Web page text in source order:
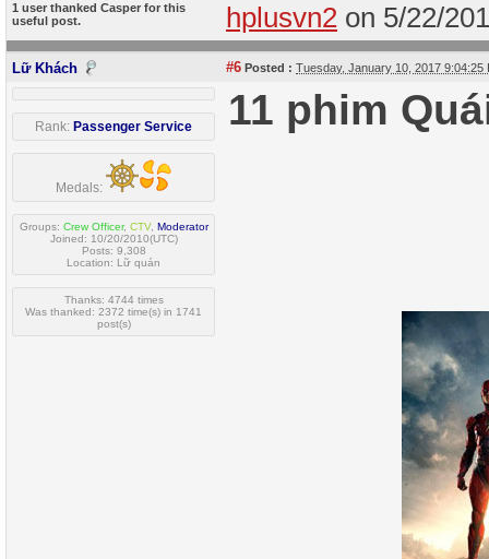
1 user thanked Casper for this
useful post.
hplusvn2 on 5/22/
Lữ Khách #6 Posted : Tuesday, January 10, 2017 9:04:25
Rank: Passenger Service
Medals:
Groups: Crew Officer, CTV, Moderator
Joined: 10/20/2010(UTC)
Posts: 9,308
Location: Lữ quán
Thanks: 4744 times
Was thanked: 2372 time(s) in 1741
post(s)
11 phim